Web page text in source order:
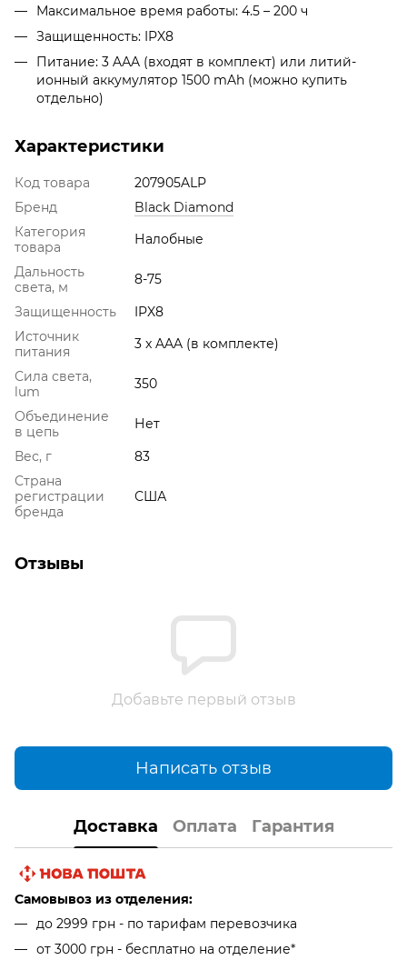
Максимальное время работы: 4.5 – 200 ч
Защищенность: IPX8
Питание: 3 AАA (входят в комплект) или литий-
ионный аккумулятор 1500 mAh (можно купить
отдельно)
Характеристики
Код товара
207905ALP
Бренд
Black Diamond
Категория
товара
Налобные
Дальность
света, м
8-75
Защищенность
IPX8
Источник
питания
3 x AAA (в комплекте)
Сила света,
lum
350
Объединение
в цепь
Нет
Вес, г
83
Страна
регистрации
бренда
США
Отзывы
Добавьте первый отзыв
Написать отзыв
Доставка Оплата Гарантия
Самовывоз из отделения:
до 2999 грн - по тарифам перевозчика
от 3000 грн - бесплатно на отделение*